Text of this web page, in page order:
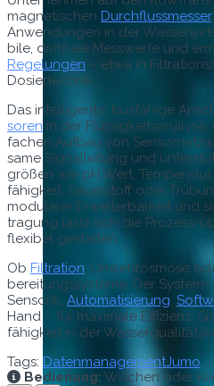
mag­netis­chen Durch­flussmess­er
Anwen­dun­gen in der
bile, drift­freie Mess­werte und
Regelun­gen – etwa in
Dosiertechnik.
Das intel­li­gente, bus­fähige
soren in der
fachen Auf­bau von
same Sig­nalleitung und
größen wie pH Wert,
fähigkeit, Sauer­stoff oder
mod­u­lar­er Erweit­er­barkeit und
tra­gung lässt sich die Prozess-
flex­i­bel gestalten.
Ob Fil­tra­tion, Umkehros­mose
bere­itungssys­teme: Der
Sen­sorik, Automa­tisierung,
Hand – für max­i­male Effizienz,
fähigkeit in der
Tags: DatenmanagementJumo
Bedienung: Wischen oder